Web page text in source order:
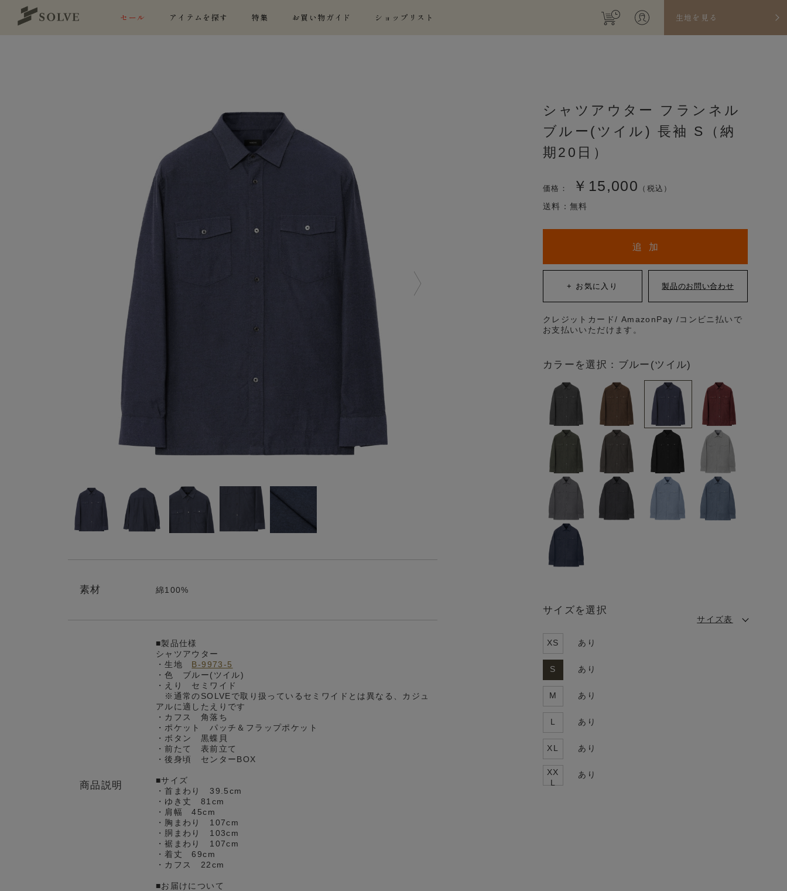
生地を見る
セール アイテムを探す 特集 お買い物ガイド ショップリスト
素材 綿100%
商品説明
■製品仕様
シャツアウター
・生地 B-9973-5
・色 ブルー(ツイル)
・えり セミワイド
※通常のSOLVEで取り扱っているセミワイドとは異なる、カジュ
アルに適したえりです
・カフス 角落ち
・ポケット パッチ＆フラップポケット
・ボタン 黒蝶貝
・前たて 表前立て
・後身頃 センターBOX
■サイズ
・首まわり 39.5cm
・ゆき丈 81cm
・肩幅 45cm
・胸まわり 107cm
・胴まわり 103cm
・裾まわり 107cm
・着丈 69cm
・カフス 22cm
■お届けについて
シャツアウター フランネル
ブルー(ツイル) 長袖 S（納
期20日）
価格： ￥15,000 （税込）
送料：無料
カラーを選択：ブルー(ツイル)
サイズを選択
サイズ表
XS あり
S あり
M あり
L あり
XL あり
XX
L
あり
追 加
クレジットカード/ AmazonPay /コンビニ払いで
お支払いいただけます。